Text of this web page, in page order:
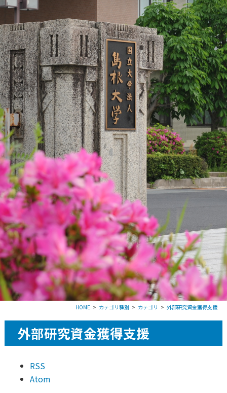
HOME カテゴリ種別 カテゴリ 外部研究資金獲得支援
外部研究資金獲得支援
RSS
Atom